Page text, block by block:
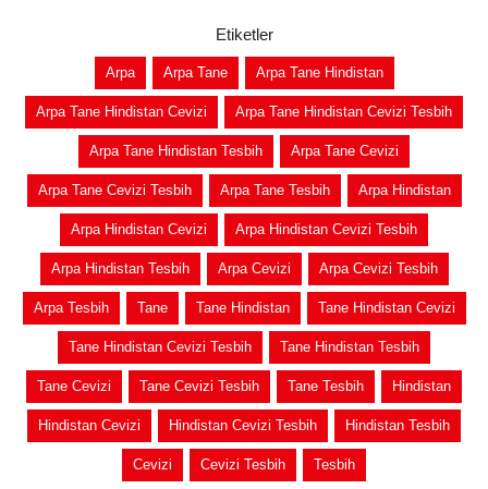
Etiketler
Arpa Arpa Tane Arpa Tane Hindistan
Arpa Tane Hindistan Cevizi Arpa Tane Hindistan Cevizi Tesbih
Arpa Tane Hindistan Tesbih Arpa Tane Cevizi
Arpa Tane Cevizi Tesbih Arpa Tane Tesbih Arpa Hindistan
Arpa Hindistan Cevizi Arpa Hindistan Cevizi Tesbih
Arpa Hindistan Tesbih Arpa Cevizi Arpa Cevizi Tesbih
Arpa Tesbih Tane Tane Hindistan Tane Hindistan Cevizi
Tane Hindistan Cevizi Tesbih Tane Hindistan Tesbih
Tane Cevizi Tane Cevizi Tesbih Tane Tesbih Hindistan
Hindistan Cevizi Hindistan Cevizi Tesbih Hindistan Tesbih
Cevizi Cevizi Tesbih Tesbih